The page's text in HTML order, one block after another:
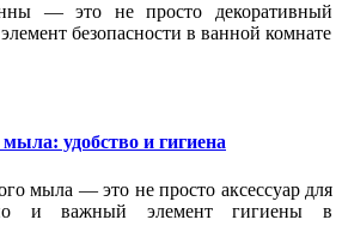
— это не просто декоративный
безопасности в ванной комнате
удобство и гигиена
мыла — это не просто аксессуар для
и важный элемент гигиены в